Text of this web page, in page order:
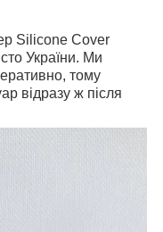
Silicone Cover
України. Ми
тому
відразу ж після